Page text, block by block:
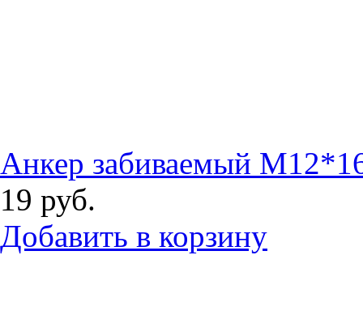
Анкер забиваемый
19 руб.
Добавить в корзину